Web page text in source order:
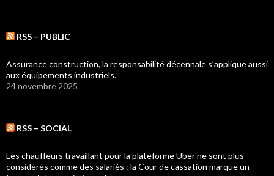
RSS – PUBLIC
Assurance construction, la responsabilité décennale s’applique aussi
aux équipements industriels.
24 novembre 2025
RSS – SOCIAL
Les chauffeurs travaillant pour la plateforme Uber ne sont plus
considérés comme des salariés : la Cour de cassation marque un